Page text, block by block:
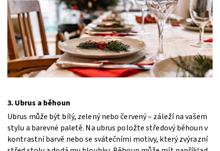
3. Ubrus a běhoun
Ubrus může být bílý, zelený nebo červený – záleží na vašem
stylu a barevné paletě. Na ubrus položte středový běhoun v
kontrastní barvě nebo se svátečními motivy, který zvýrazní